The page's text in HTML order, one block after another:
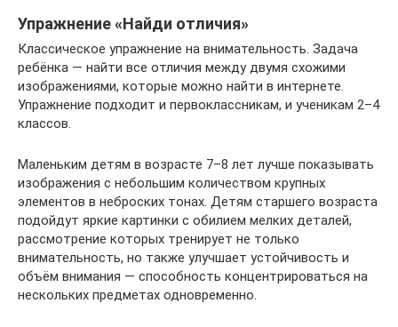
Упражнение «Найди отличия»
Классическое упражнение на внимательность. Задача
ребёнка — найти все отличия между двумя схожими
изображениями, которые можно найти в интернете.
Упражнение подходит и первоклассникам, и ученикам 2–4
классов.
Маленьким детям в возрасте 7–8 лет лучше показывать
изображения с небольшим количеством крупных
элементов в неброских тонах. Детям старшего возраста
подойдут яркие картинки с обилием мелких деталей,
рассмотрение которых тренирует не только
внимательность, но также улучшает устойчивость и
объём внимания — способность концентрироваться на
нескольких предметах одновременно.